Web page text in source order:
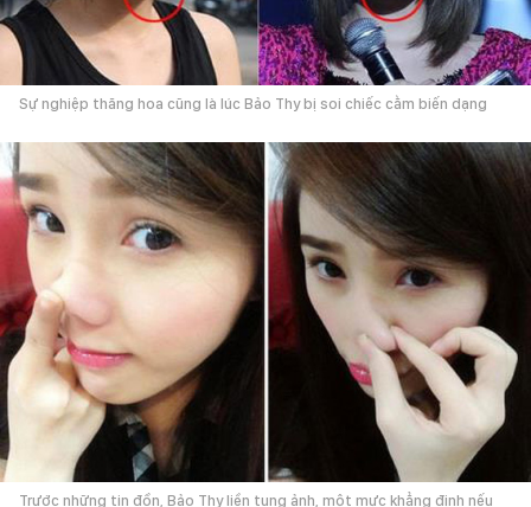
Sự nghiệp thăng hoa cũng là lúc Bảo Thy bị soi chiếc cằm biến dạng
Trước những tin đồn, Bảo Thy liền tung ảnh, một mực khẳng định nếu